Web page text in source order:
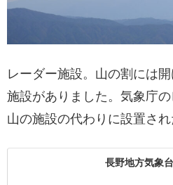
レーダー施設。山の割には
施設がありました。気象庁
山の施設の代わりに設置され
長野地方気象